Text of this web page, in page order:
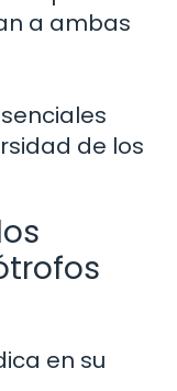
a ambas
de los
en su